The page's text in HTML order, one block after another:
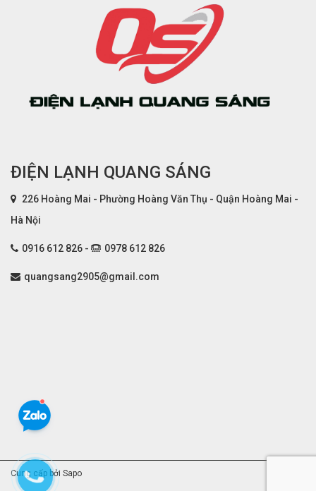
ĐIỆN LẠNH QUANG SÁNG
226 Hoàng Mai - Phường Hoàng Văn Thụ - Quận Hoàng Mai -
Hà Nội
0916 612 826 - 0978 612 826
quangsang2905@gmail.com
Cung cấp bởi Sapo